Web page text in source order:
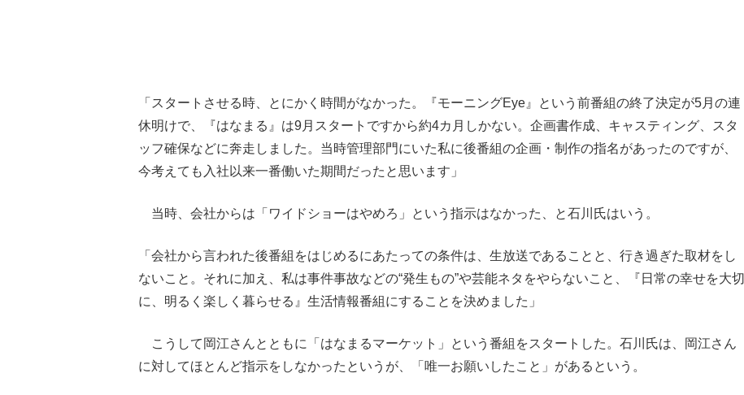
「スタートさせる時、とにかく時間がなかった。『モーニングEye』という前番組の終了決定が5月の連
休明けで、『はなまる』は9月スタートですから約4カ月しかない。企画書作成、キャスティング、スタ
ッフ確保などに奔走しました。当時管理部門にいた私に後番組の企画・制作の指名があったのですが、
今考えても入社以来一番働いた期間だったと思います」
当時、会社からは「ワイドショーはやめろ」という指示はなかった、と石川氏はいう。
「会社から言われた後番組をはじめるにあたっての条件は、生放送であることと、行き過ぎた取材をし
ないこと。それに加え、私は事件事故などの“発生もの”や芸能ネタをやらないこと、『日常の幸せを大切
に、明るく楽しく暮らせる』生活情報番組にすることを決めました」
こうして岡江さんとともに「はなまるマーケット」という番組をスタートした。石川氏は、岡江さん
に対してほとんど指示をしなかったというが、「唯一お願いしたこと」があるという。